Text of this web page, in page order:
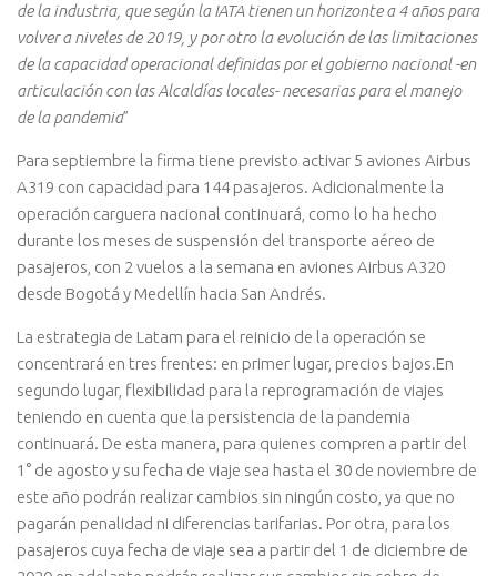
de la industria, que según la IATA tienen un horizonte a 4 años para
volver a niveles de 2019, y por otro la evolución de las limitaciones
de la capacidad operacional definidas por el gobierno nacional -en
articulación con las Alcaldías locales- necesarias para el manejo
de la pandemia”
Para septiembre la firma tiene previsto activar 5 aviones Airbus
A319 con capacidad para 144 pasajeros. Adicionalmente la
operación carguera nacional continuará, como lo ha hecho
durante los meses de suspensión del transporte aéreo de
pasajeros, con 2 vuelos a la semana en aviones Airbus A320
desde Bogotá y Medellín hacia San Andrés.
La estrategia de Latam para el reinicio de la operación se
concentrará en tres frentes: en primer lugar, precios bajos.En
segundo lugar, flexibilidad para la reprogramación de viajes
teniendo en cuenta que la persistencia de la pandemia
continuará. De esta manera, para quienes compren a partir del
1° de agosto y su fecha de viaje sea hasta el 30 de noviembre de
este año podrán realizar cambios sin ningún costo, ya que no
pagarán penalidad ni diferencias tarifarias. Por otra, para los
pasajeros cuya fecha de viaje sea a partir del 1 de diciembre de